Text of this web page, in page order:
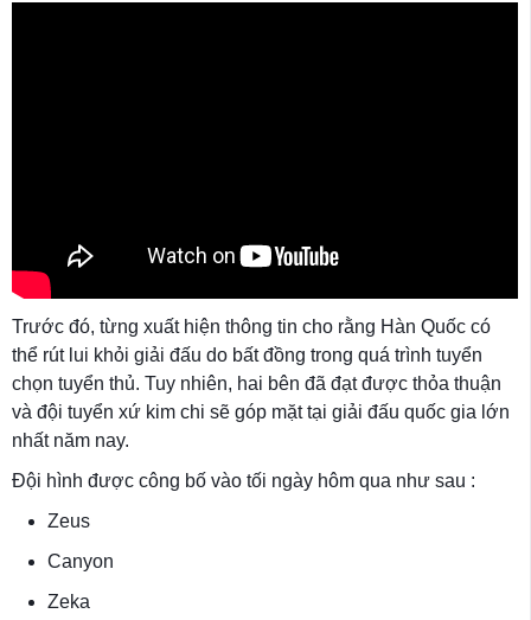
Trước đó, từng xuất hiện thông tin cho rằng Hàn Quốc có
thể rút lui khỏi giải đấu do bất đồng trong quá trình tuyển
chọn tuyển thủ. Tuy nhiên, hai bên đã đạt được thỏa thuận
và đội tuyển xứ kim chi sẽ góp mặt tại giải đấu quốc gia lớn
nhất năm nay.
Đội hình được công bố vào tối ngày hôm qua như sau :
Zeus
Canyon
Zeka